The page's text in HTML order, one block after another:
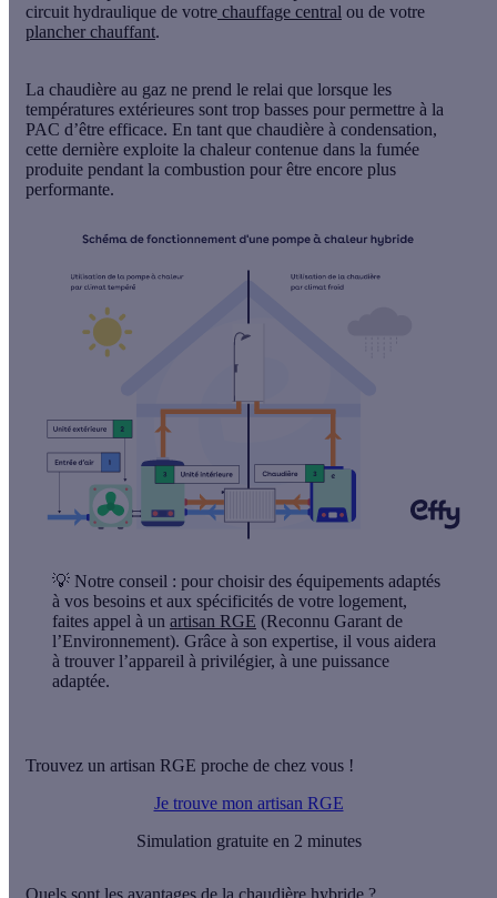
circuit hydraulique de votre chauffage central ou de votre
plancher chauffant.
La chaudière au gaz ne prend le relai que lorsque les
températures extérieures sont trop basses pour permettre à la
PAC d’être efficace. En tant que chaudière à condensation,
cette dernière exploite la chaleur contenue dans la fumée
produite pendant la combustion pour être encore plus
performante.
💡 Notre conseil : pour choisir des équipements adaptés
à vos besoins et aux spécificités de votre logement,
faites appel à un artisan RGE (Reconnu Garant de
l’Environnement). Grâce à son expertise, il vous aidera
à trouver l’appareil à privilégier, à une puissance
adaptée.
Trouvez un artisan RGE proche de chez vous !
Je trouve mon artisan RGE
Simulation gratuite en 2 minutes
Quels sont les avantages de la chaudière hybride ?